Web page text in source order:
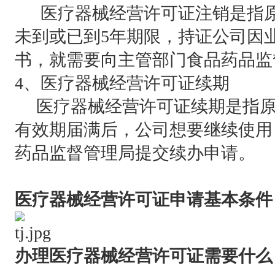
医疗器械经营许可证注销是指
未到或已到5年期限，持证公司因
书，就需要向主管部门食品药品
4、医疗器械经营许可证续期
医疗器械经营许可证续期是指
有效期届满后，公司想要继续使
药品监督管理局提交续办申请。
医疗器械经营许可证申请基本条件
办理医疗器械经营许可证需要什